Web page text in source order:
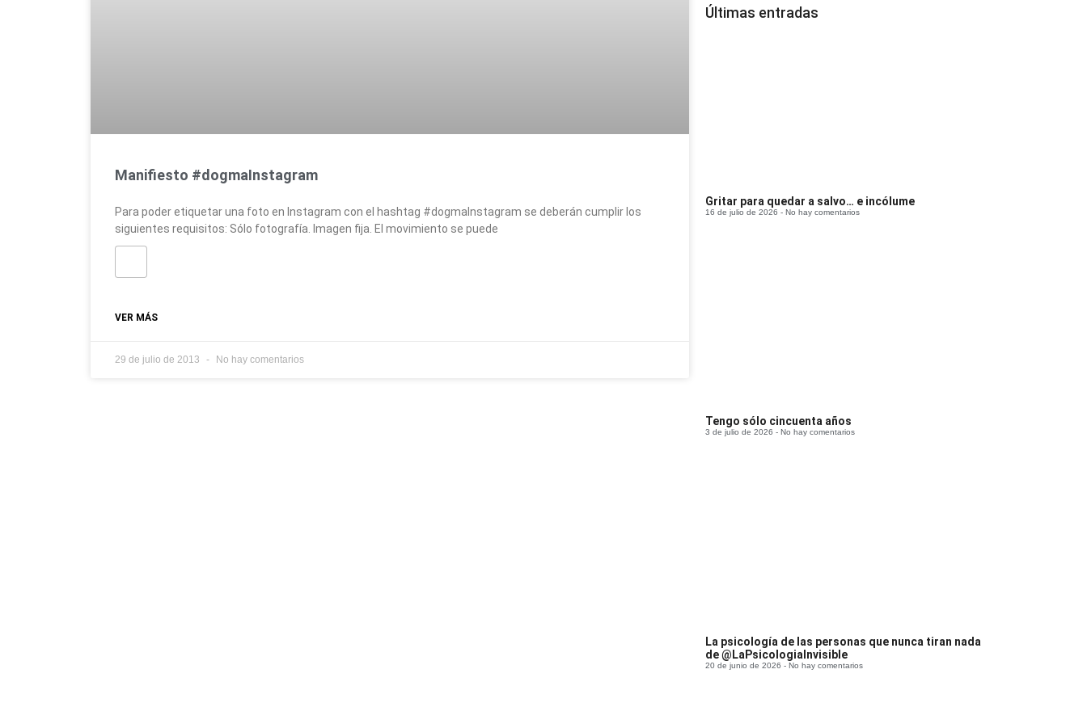
Manifiesto #dogmaInstagram
Para poder etiquetar una foto en Instagram con el hashtag #dogmaInstagram se deberán cumplir los
siguientes requisitos: Sólo fotografía. Imagen fija. El movimiento se puede
VER MÁS
29 de julio de 2013 No hay comentarios
Últimas entradas
Gritar para quedar a salvo… e incólume
16 de julio de 2026 No hay comentarios
Tengo sólo cincuenta años
3 de julio de 2026 No hay comentarios
La psicología de las personas que nunca tiran nada
de @LaPsicologiaInvisible
20 de junio de 2026 No hay comentarios